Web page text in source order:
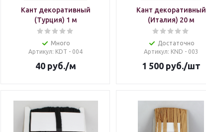
Кант декоративный
(Турция) 1 м
Много
Артикул: KDT - 004
40руб./м
Кант декоративный
(Италия) 20 м
Достаточно
Артикул: KND - 003
1 500руб./шт